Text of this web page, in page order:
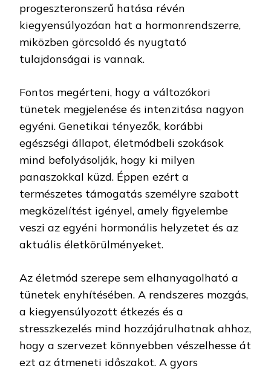
progeszteronszerű hatása révén
kiegyensúlyozóan hat a hormonrendszerre,
miközben görcsoldó és nyugtató
tulajdonságai is vannak.
Fontos megérteni, hogy a változókori
tünetek megjelenése és intenzitása nagyon
egyéni. Genetikai tényezők, korábbi
egészségi állapot, életmódbeli szokások
mind befolyásolják, hogy ki milyen
panaszokkal küzd. Éppen ezért a
természetes támogatás személyre szabott
megközelítést igényel, amely figyelembe
veszi az egyéni hormonális helyzetet és az
aktuális életkörülményeket.
Az életmód szerepe sem elhanyagolható a
tünetek enyhítésében. A rendszeres mozgás,
a kiegyensúlyozott étkezés és a
stresszkezelés mind hozzájárulhatnak ahhoz,
hogy a szervezet könnyebben vészelhesse át
ezt az átmeneti időszakot. A gyors